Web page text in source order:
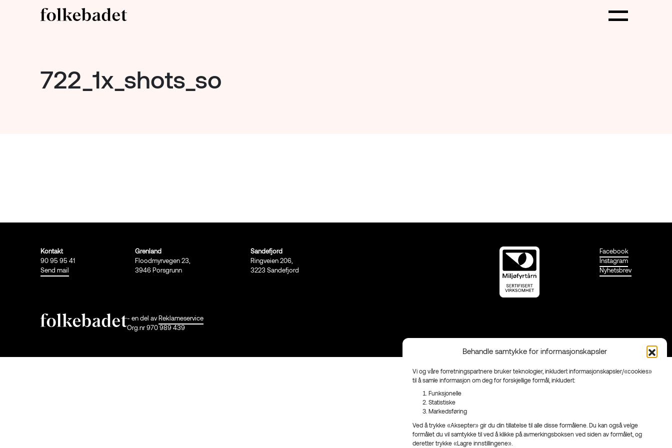
Behandle samtykke for informasjonskapsler
Vi og våre forretningspartnere bruker teknologier, inkludert informasjonskapsler/«cookies»
til å samle informasjon om deg for forskjellige formål, inkludert:
Funksjonelle
Statistiske
Markedsføring
Ved å trykke «Aksepter» gir du din tillatelse til alle disse formålene. Du kan også velge
formålet du vil samtykke til ved å klikke på avmerkingsboksen ved siden av formålet, og
deretter trykke «Lagre innstillingene».
722_1x_shots_so
Kontakt
90 95 95 41
Send mail
Grenland
Floodmyrvegen 23,
3946 Porsgrunn
Sandefjord
Ringveien 206,
3223 Sandefjord
Facebook
Instagram
Nyhetsbrev
- en del avReklameservice
Org.nr 970 989 439